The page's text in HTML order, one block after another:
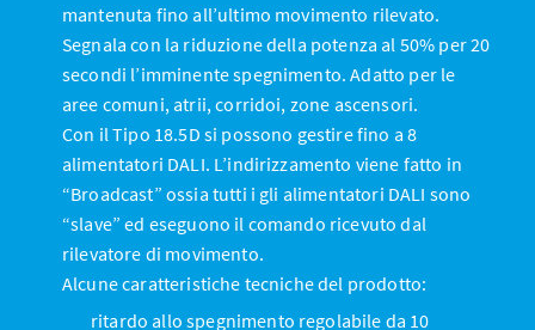
mantenuta fino all’ultimo movimento rilevato.
Segnala con la riduzione della potenza al 50% per 20
secondi l’imminente spegnimento. Adatto per le
aree comuni, atrii, corridoi, zone ascensori.
Con il Tipo 18.5D si possono gestire fino a 8
alimentatori DALI. L’indirizzamento viene fatto in
“Broadcast” ossia tutti i gli alimentatori DALI sono
“slave” ed eseguono il comando ricevuto dal
rilevatore di movimento.
Alcune caratteristiche tecniche del prodotto:
ritardo allo spegnimento regolabile da 10